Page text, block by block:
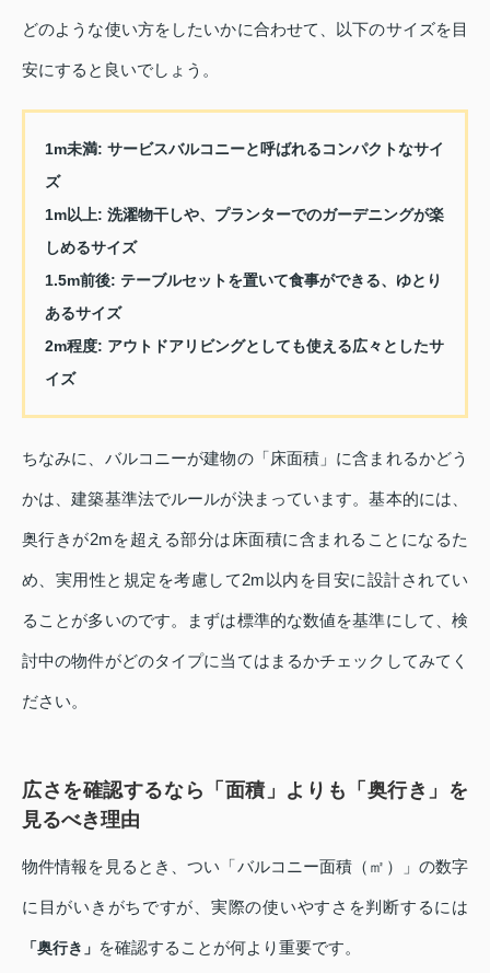
どのような使い方をしたいかに合わせて、以下のサイズを目
安にすると良いでしょう。
1m未満: サービスバルコニーと呼ばれるコンパクトなサイ
ズ
1m以上: 洗濯物干しや、プランターでのガーデニングが楽
しめるサイズ
1.5m前後: テーブルセットを置いて食事ができる、ゆとり
あるサイズ
2m程度: アウトドアリビングとしても使える広々としたサ
イズ
ちなみに、バルコニーが建物の「床面積」に含まれるかどう
かは、建築基準法でルールが決まっています。基本的には、
奥行きが2mを超える部分は床面積に含まれることになるた
め、実用性と規定を考慮して2m以内を目安に設計されてい
ることが多いのです。まずは標準的な数値を基準にして、検
討中の物件がどのタイプに当てはまるかチェックしてみてく
ださい。
広さを確認するなら「面積」よりも「奥行き」を
見るべき理由
物件情報を見るとき、つい「バルコニー面積（㎡）」の数字
に目がいきがちですが、実際の使いやすさを判断するには
「奥行き」 を確認することが何より重要です。